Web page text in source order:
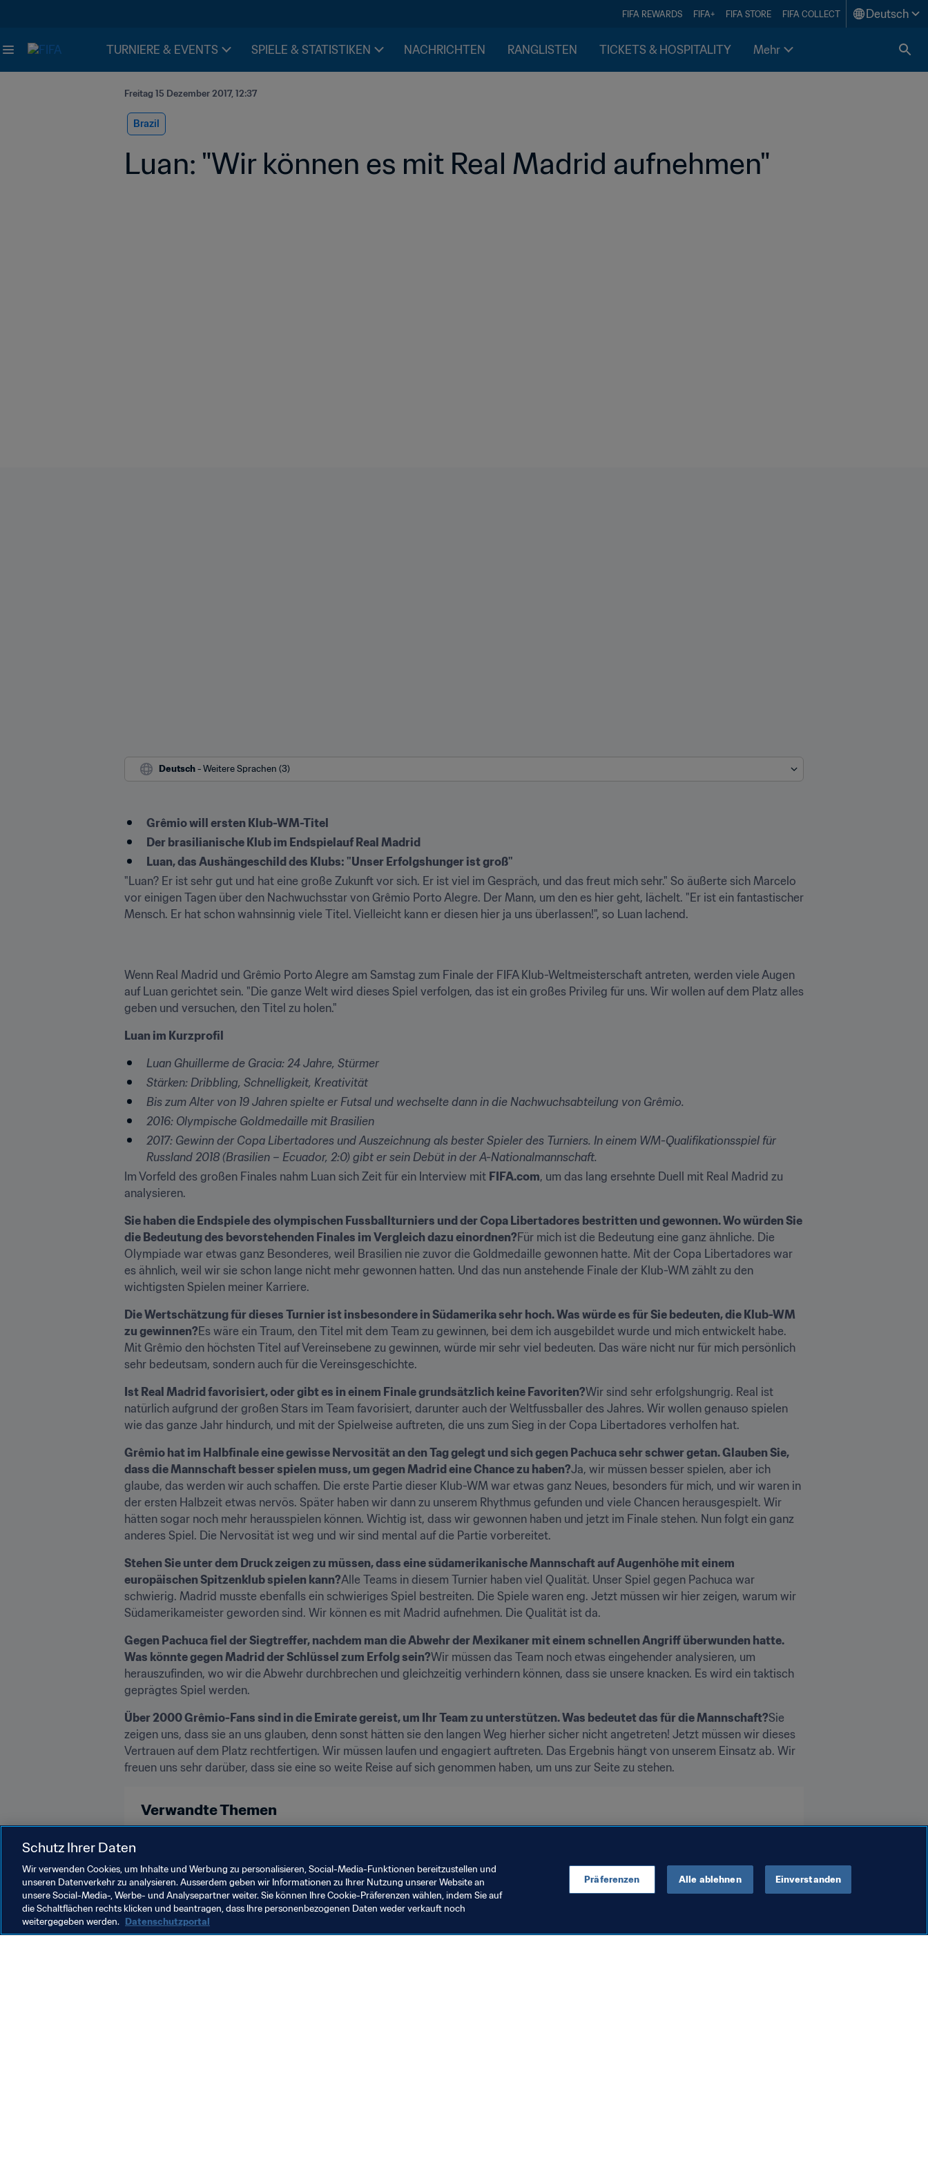
FIFA REWARDS FIFA+ FIFA STORE FIFA COLLECT Deutsch
TURNIERE & EVENTS SPIELE & STATISTIKEN NACHRICHTEN RANGLISTEN TICKETS & HOSPITALITY Mehr
Freitag 15 Dezember 2017, 12:37
Brazil
Luan: "Wir können es mit Real Madrid aufnehmen"
Deutsch - Weitere Sprachen (3)
Grêmio will ersten Klub-WM-Titel
Der brasilianische Klub im Endspielauf Real Madrid
Luan, das Aushängeschild des Klubs: "Unser Erfolgshunger ist groß"
"Luan? Er ist sehr gut und hat eine große Zukunft vor sich. Er ist viel im Gespräch, und das freut mich sehr." So äußerte sich Marcelo
vor einigen Tagen über den Nachwuchsstar von Grêmio Porto Alegre. Der Mann, um den es hier geht, lächelt. "Er ist ein fantastischer
Mensch. Er hat schon wahnsinnig viele Titel. Vielleicht kann er diesen hier ja uns überlassen!", so Luan lachend.
Wenn Real Madrid und Grêmio Porto Alegre am Samstag zum Finale der FIFA Klub-Weltmeisterschaft antreten, werden viele Augen
auf Luan gerichtet sein. "Die ganze Welt wird dieses Spiel verfolgen, das ist ein großes Privileg für uns. Wir wollen auf dem Platz alles
geben und versuchen, den Titel zu holen."
Luan im Kurzprofil
Luan Ghuillerme de Gracia: 24 Jahre, Stürmer
Stärken: Dribbling, Schnelligkeit, Kreativität
Bis zum Alter von 19 Jahren spielte er Futsal und wechselte dann in die Nachwuchsabteilung von Grêmio.
2016: Olympische Goldmedaille mit Brasilien
2017: Gewinn der Copa Libertadores und Auszeichnung als bester Spieler des Turniers. In einem WM-Qualifikationsspiel für
Russland 2018 (Brasilien – Ecuador, 2:0) gibt er sein Debüt in der A-Nationalmannschaft.
Im Vorfeld des großen Finales nahm Luan sich Zeit für ein Interview mit FIFA.com, um das lang ersehnte Duell mit Real Madrid zu
analysieren.
Sie haben die Endspiele des olympischen Fussballturniers und der Copa Libertadores bestritten und gewonnen. Wo würden Sie
die Bedeutung des bevorstehenden Finales im Vergleich dazu einordnen?Für mich ist die Bedeutung eine ganz ähnliche. Die
Olympiade war etwas ganz Besonderes, weil Brasilien nie zuvor die Goldmedaille gewonnen hatte. Mit der Copa Libertadores war
es ähnlich, weil wir sie schon lange nicht mehr gewonnen hatten. Und das nun anstehende Finale der Klub-WM zählt zu den
wichtigsten Spielen meiner Karriere.
Die Wertschätzung für dieses Turnier ist insbesondere in Südamerika sehr hoch. Was würde es für Sie bedeuten, die Klub-WM
zu gewinnen?Es wäre ein Traum, den Titel mit dem Team zu gewinnen, bei dem ich ausgebildet wurde und mich entwickelt habe.
Mit Grêmio den höchsten Titel auf Vereinsebene zu gewinnen, würde mir sehr viel bedeuten. Das wäre nicht nur für mich persönlich
sehr bedeutsam, sondern auch für die Vereinsgeschichte.
Ist Real Madrid favorisiert, oder gibt es in einem Finale grundsätzlich keine Favoriten?Wir sind sehr erfolgshungrig. Real ist
natürlich aufgrund der großen Stars im Team favorisiert, darunter auch der Weltfussballer des Jahres. Wir wollen genauso spielen
wie das ganze Jahr hindurch, und mit der Spielweise auftreten, die uns zum Sieg in der Copa Libertadores verholfen hat.
Grêmio hat im Halbfinale eine gewisse Nervosität an den Tag gelegt und sich gegen Pachuca sehr schwer getan. Glauben Sie,
dass die Mannschaft besser spielen muss, um gegen Madrid eine Chance zu haben?Ja, wir müssen besser spielen, aber ich
glaube, das werden wir auch schaffen. Die erste Partie dieser Klub-WM war etwas ganz Neues, besonders für mich, und wir waren in
der ersten Halbzeit etwas nervös. Später haben wir dann zu unserem Rhythmus gefunden und viele Chancen herausgespielt. Wir
hätten sogar noch mehr herausspielen können. Wichtig ist, dass wir gewonnen haben und jetzt im Finale stehen. Nun folgt ein ganz
anderes Spiel. Die Nervosität ist weg und wir sind mental auf die Partie vorbereitet.
Stehen Sie unter dem Druck zeigen zu müssen, dass eine südamerikanische Mannschaft auf Augenhöhe mit einem
europäischen Spitzenklub spielen kann?Alle Teams in diesem Turnier haben viel Qualität. Unser Spiel gegen Pachuca war
schwierig. Madrid musste ebenfalls ein schwieriges Spiel bestreiten. Die Spiele waren eng. Jetzt müssen wir hier zeigen, warum wir
Südamerikameister geworden sind. Wir können es mit Madrid aufnehmen. Die Qualität ist da.
Gegen Pachuca fiel der Siegtreffer, nachdem man die Abwehr der Mexikaner mit einem schnellen Angriff überwunden hatte.
Was könnte gegen Madrid der Schlüssel zum Erfolg sein?Wir müssen das Team noch etwas eingehender analysieren, um
herauszufinden, wo wir die Abwehr durchbrechen und gleichzeitig verhindern können, dass sie unsere knacken. Es wird ein taktisch
geprägtes Spiel werden.
Über 2000 Grêmio-Fans sind in die Emirate gereist, um Ihr Team zu unterstützen. Was bedeutet das für die Mannschaft?Sie
zeigen uns, dass sie an uns glauben, denn sonst hätten sie den langen Weg hierher sicher nicht angetreten! Jetzt müssen wir dieses
Vertrauen auf dem Platz rechtfertigen. Wir müssen laufen und engagiert auftreten. Das Ergebnis hängt von unserem Einsatz ab. Wir
freuen uns sehr darüber, dass sie eine so weite Reise auf sich genommen haben, um uns zur Seite zu stehen.
Verwandte Themen
Schutz Ihrer Daten
Wir verwenden Cookies, um Inhalte und Werbung zu personalisieren, Social-Media-Funktionen bereitzustellen und
unseren Datenverkehr zu analysieren. Ausserdem geben wir Informationen zu Ihrer Nutzung unserer Website an
unsere Social-Media-, Werbe- und Analysepartner weiter. Sie können Ihre Cookie-Präferenzen wählen, indem Sie auf
die Schaltflächen rechts klicken und beantragen, dass Ihre personenbezogenen Daten weder verkauft noch
weitergegeben werden. Datenschutzportal
Präferenzen Alle ablehnen Einverstanden